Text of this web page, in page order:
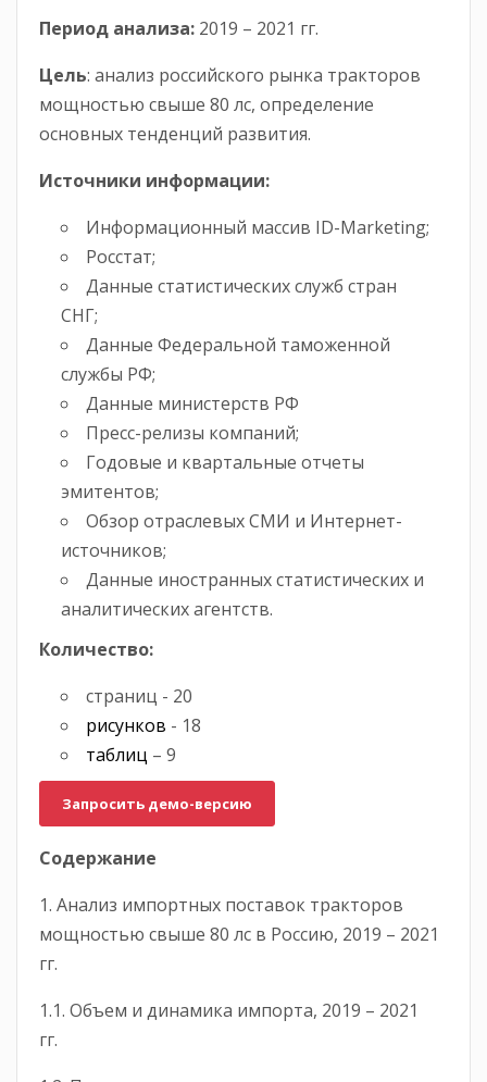
Период анализа: 2019 – 2021 гг.
Цель: анализ российского рынка тракторов
мощностью свыше 80 лс, определение
основных тенденций развития.
Источники информации:
Информационный массив ID-Marketing;
Росстат;
Данные статистических служб стран
СНГ;
Данные Федеральной таможенной
службы РФ;
Данные министерств РФ
Пресс-релизы компаний;
Годовые и квартальные отчеты
эмитентов;
Обзор отраслевых СМИ и Интернет-
источников;
Данные иностранных статистических и
аналитических агентств.
Количество:
страниц - 20
рисунков - 18
таблиц – 9
Запросить демо-версию
Содержание
1. Анализ импортных поставок тракторов
мощностью свыше 80 лс в Россию, 2019 – 2021
гг.
1.1. Объем и динамика импорта, 2019 – 2021
гг.